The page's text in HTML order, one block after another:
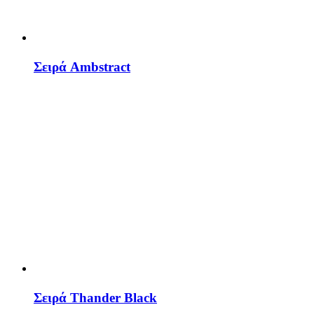
Σειρά Ambstract
Σειρά Thander Black